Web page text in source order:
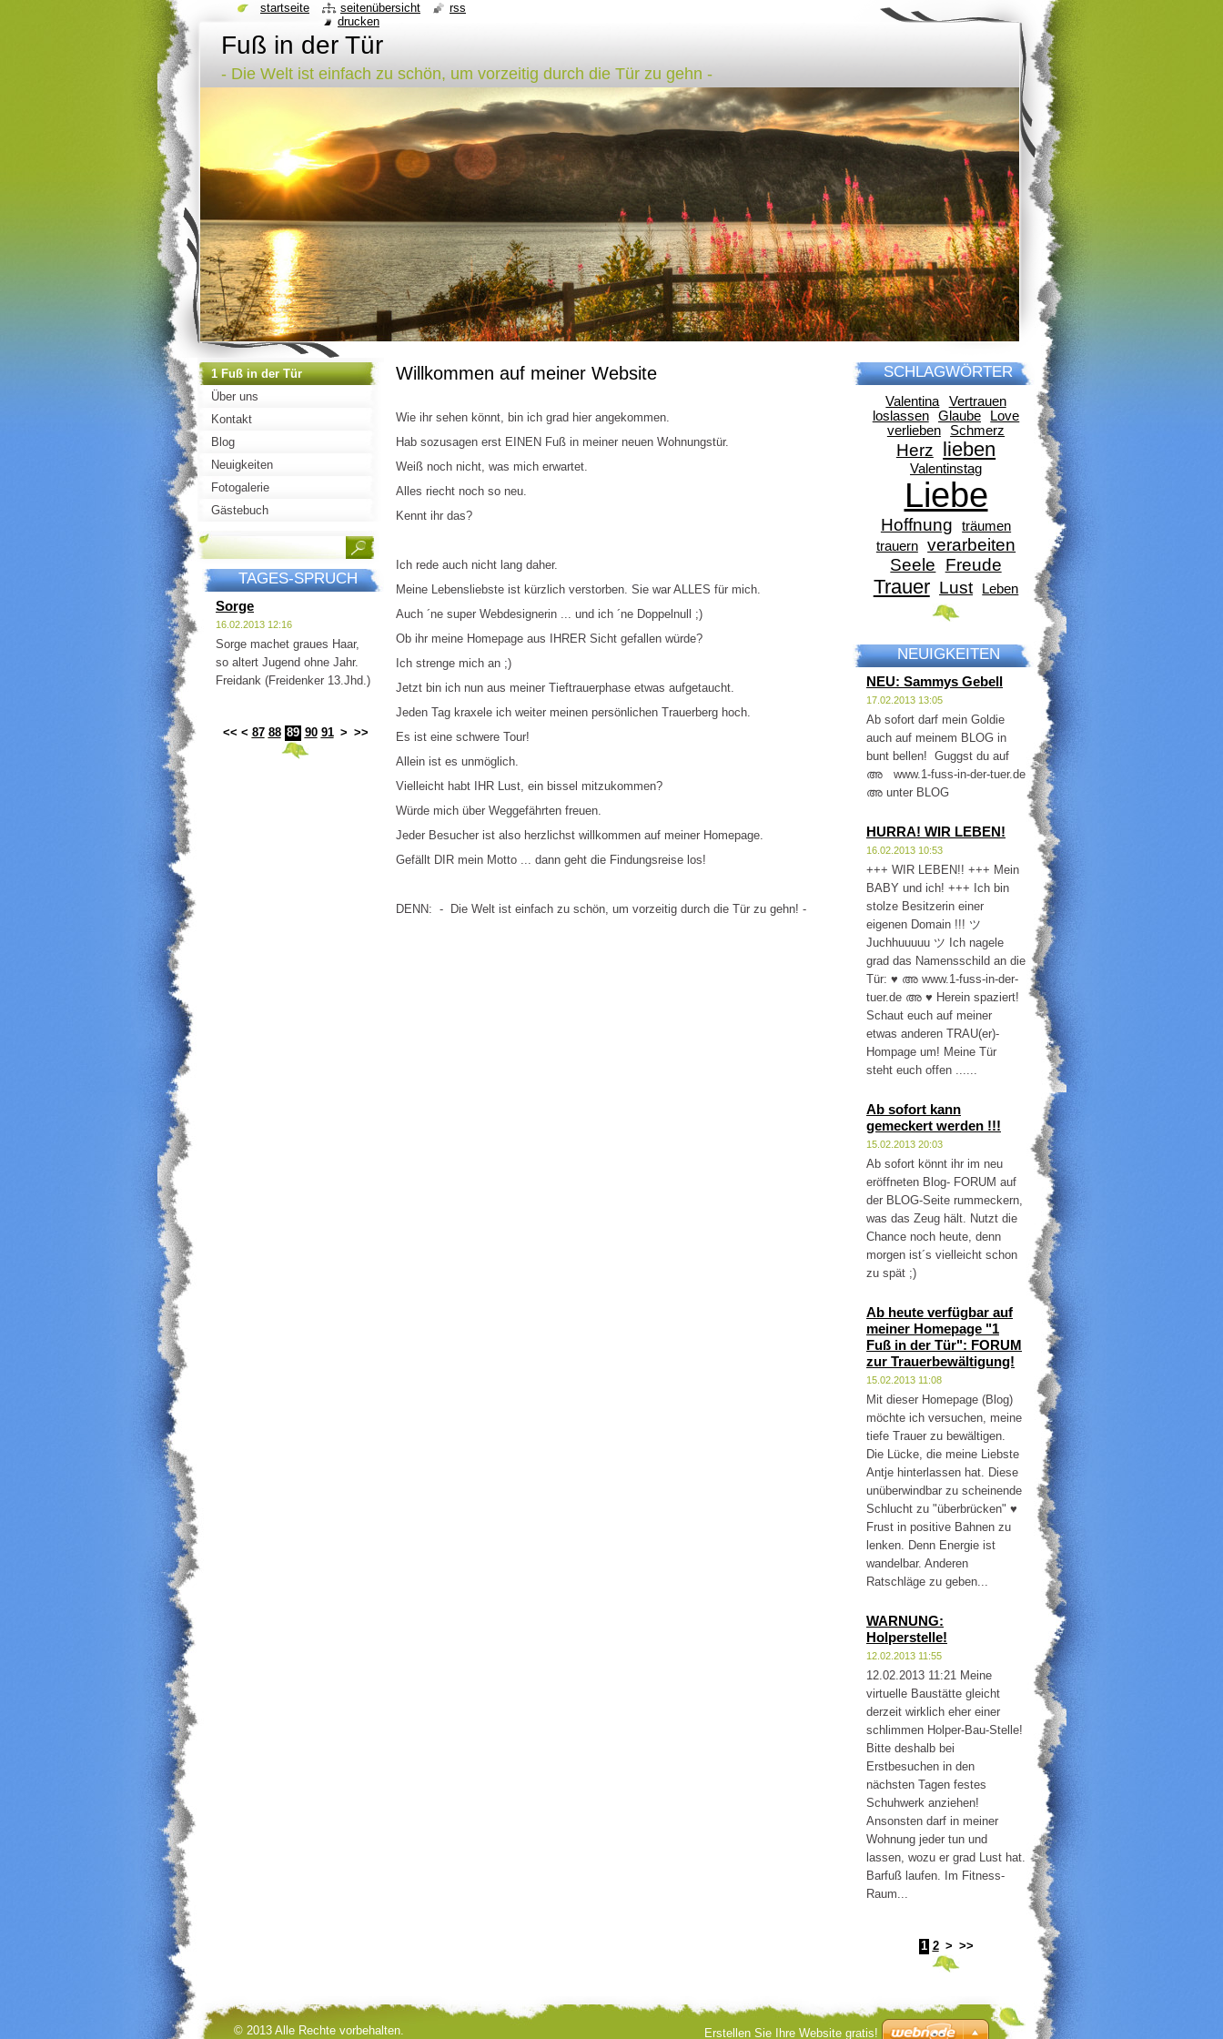
Fuß in der Tür
- Die Welt ist einfach zu schön, um vorzeitig durch die Tür zu gehn -
Willkommen auf meiner Website
Wie ihr sehen könnt, bin ich grad hier angekommen.
Hab sozusagen erst EINEN Fuß in meiner neuen Wohnungstür.
Weiß noch nicht, was mich erwartet.
Alles riecht noch so neu.
Kennt ihr das?
Ich rede auch nicht lang daher.
Meine Lebensliebste ist kürzlich verstorben. Sie war ALLES für mich.
Auch ´ne super Webdesignerin ... und ich ´ne Doppelnull ;)
Ob ihr meine Homepage aus IHRER Sicht gefallen würde?
Ich strenge mich an ;)
Jetzt bin ich nun aus meiner Tieftrauerphase etwas aufgetaucht.
Jeden Tag kraxele ich weiter meinen persönlichen Trauerberg hoch.
Es ist eine schwere Tour!
Allein ist es unmöglich.
Vielleicht habt IHR Lust, ein bissel mitzukommen?
Würde mich über Weggefährten freuen.
Jeder Besucher ist also herzlichst willkommen auf meiner Homepage.
Gefällt DIR mein Motto ... dann geht die Findungsreise los!
DENN: - Die Welt ist einfach zu schön, um vorzeitig durch die Tür zu gehn! -
1 Fuß in der Tür
Über uns
Kontakt
Blog
Neuigkeiten
Fotogalerie
Gästebuch
TAGES-SPRUCH
Sorge
16.02.2013 12:16
Sorge machet graues Haar,
so altert Jugend ohne Jahr.
Freidank (Freidenker 13.Jhd.)
<< < 87 88 89 90 91 > >>
SCHLAGWÖRTER
Valentina
Vertrauen
loslassen
Glaube
Love
verlieben
Schmerz
Herz lieben
Valentinstag
Liebe
Hoffnung
träumen
trauern
verarbeiten
Seele
Freude
Trauer Lust Leben
NEUIGKEITEN
NEU: Sammys Gebell
17.02.2013 13:05
Ab sofort darf mein Goldie
auch auf meinem BLOG in
bunt bellen! Guggst du auf
അ www.1-fuss-in-der-tuer.de
അ unter BLOG
HURRA! WIR LEBEN!
16.02.2013 10:53
+++ WIR LEBEN!! +++ Mein
BABY und ich! +++ Ich bin
stolze Besitzerin einer
eigenen Domain !!! ツ
Juchhuuuuu ツ Ich nagele
grad das Namensschild an die
Tür: ♥ അ www.1-fuss-in-der-
tuer.de അ ♥ Herein spaziert!
Schaut euch auf meiner
etwas anderen TRAU(er)-
Hompage um! Meine Tür
steht euch offen ......
Ab sofort kann
gemeckert werden !!!
15.02.2013 20:03
Ab sofort könnt ihr im neu
eröffneten Blog- FORUM auf
der BLOG-Seite rummeckern,
was das Zeug hält. Nutzt die
Chance noch heute, denn
morgen ist´s vielleicht schon
zu spät ;)
Ab heute verfügbar auf
meiner Homepage "1
Fuß in der Tür": FORUM
zur Trauerbewältigung!
15.02.2013 11:08
Mit dieser Homepage (Blog)
möchte ich versuchen, meine
tiefe Trauer zu bewältigen.
Die Lücke, die meine Liebste
Antje hinterlassen hat. Diese
unüberwindbar zu scheinende
Schlucht zu "überbrücken" ♥
Frust in positive Bahnen zu
lenken. Denn Energie ist
wandelbar. Anderen
Ratschläge zu geben...
WARNUNG:
Holperstelle!
12.02.2013 11:55
12.02.2013 11:21 Meine
virtuelle Baustätte gleicht
derzeit wirklich eher einer
schlimmen Holper-Bau-Stelle!
Bitte deshalb bei
Erstbesuchen in den
nächsten Tagen festes
Schuhwerk anziehen!
Ansonsten darf in meiner
Wohnung jeder tun und
lassen, wozu er grad Lust hat.
Barfuß laufen. Im Fitness-
Raum...
1 2 > >>
startseite seitenübersicht
rss
drucken
© 2013 Alle Rechte vorbehalten. Erstellen Sie Ihre Website gratis!